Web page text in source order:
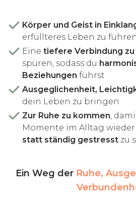
Körper und Geist in
erfüllteres Leben zu führen
Eine tiefere Verbindung zu
spüren, sodass du
Beziehungen führst
Ausgeglichenheit,
dein Leben zu bringen
Zur Ruhe zu kommen ,
Momente im Alltag
statt ständig gestresst zu
Ein Weg der Ruhe,